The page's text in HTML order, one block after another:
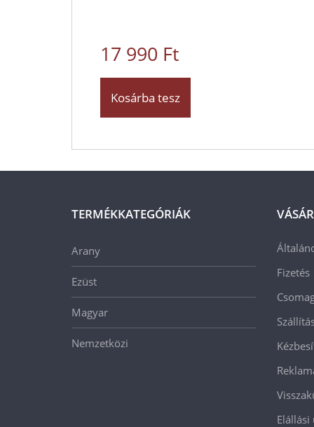
17 990 Ft
Kosárba tesz
TERMÉKKATEGÓRIÁK
Arany
Ezüst
Magyar
Nemzetközi
Fizetés
Elállási